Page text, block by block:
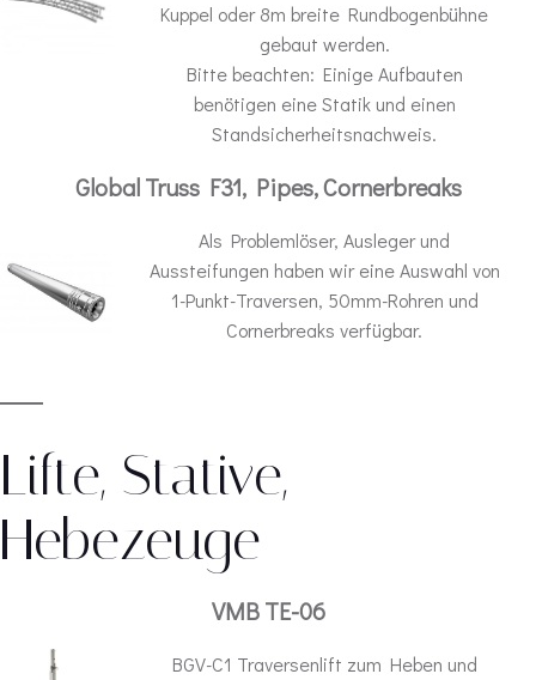
Kuppel oder 8m breite Rundbogenbühne
gebaut werden.
Bitte beachten: Einige Aufbauten
benötigen eine Statik und einen
Standsicherheitsnachweis.
Global Truss F31, Pipes, Cornerbreaks
Als Problemlöser, Ausleger und
Aussteifungen haben wir eine Auswahl von
1-Punkt-Traversen, 50mm-Rohren und
Cornerbreaks verfügbar.
Lifte, Stative,
Hebezeuge
VMB TE-06
BGV-C1 Traversenlift zum Heben und